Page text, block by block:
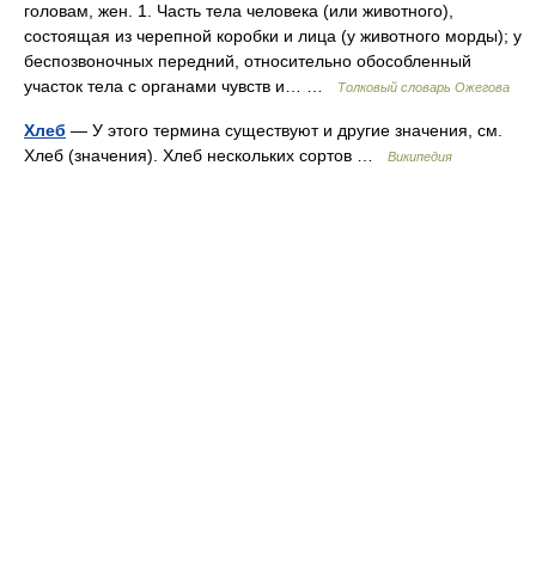
головам, жен. 1. Часть тела человека (или животного),
состоящая из черепной коробки и лица (у животного морды); у
беспозвоночных передний, относительно обособленный
участок тела с органами чувств и… …
Толковый словарь Ожегова
Хлеб — У этого термина существуют и другие значения, см.
Хлеб (значения). Хлеб нескольких сортов …
Википедия